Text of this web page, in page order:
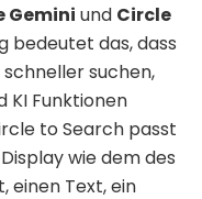
Gemini und Circle
bedeutet das, dass
suchen,
KI Funktionen
to Search passt
wie dem des
einen Text, ein